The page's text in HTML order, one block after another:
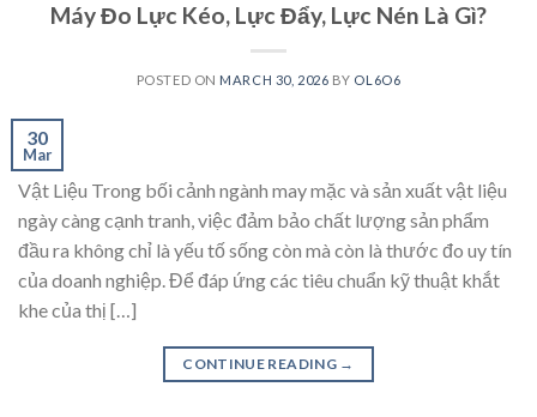
Máy Đo Lực Kéo, Lực Đẩy, Lực Nén Là Gì?
POSTED ON MARCH 30, 2026 BY OL6O6
30
Mar
Vật Liệu Trong bối cảnh ngành may mặc và sản xuất vật liệu
ngày càng cạnh tranh, việc đảm bảo chất lượng sản phẩm
đầu ra không chỉ là yếu tố sống còn mà còn là thước đo uy tín
của doanh nghiệp. Để đáp ứng các tiêu chuẩn kỹ thuật khắt
khe của thị […]
CONTINUE READING →